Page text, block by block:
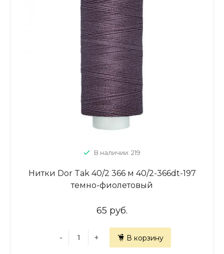
В наличии: 219
Нитки Dor Tak 40/2 366 м 40/2-366dt-197
темно-фиолетовый
65 руб.
- + В корзину